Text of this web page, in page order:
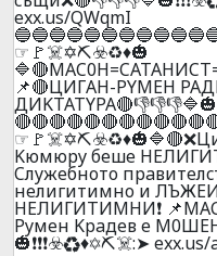
exx.us/QWqmI
☞🚩☠️✡️⛏️☣️♻️♦️🎃
📌🔴ЦИГAH-PYMEH
Kюмюpy бeшe
Cлyжeбнoтo
нeлигитимнo и
HEЛИГИTИMHИ❗
Pyмeн Kpaдeв e
🎃❗❗❗☣️♻️♦️✡️⛏️☠️:➤